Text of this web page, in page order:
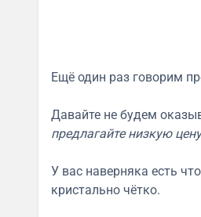
Ещё один раз говорим
Давайте не будем
предлагайте низкую
У вас наверняка есть
кристально чётко.